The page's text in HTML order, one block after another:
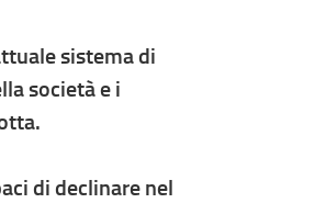
sistema di
società e i
di declinare nel